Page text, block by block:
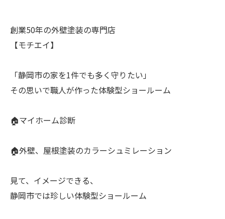
創業50年の外壁塗装の専門店
【モチエイ】
「静岡市の家を1件でも多く守りたい」
その思いで職人が作った体験型ショールーム
🏠マイホーム診断
🏠外壁、屋根塗装のカラーシュミレーション
見て、イメージできる、
静岡市では珍しい体験型ショールーム